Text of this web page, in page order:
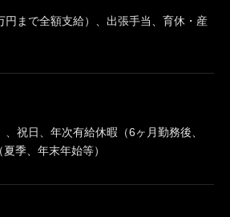
円まで全額支給）、出張手当、育休・産
祝日、年次有給休暇（6ヶ月勤務後、
季、年末年始等）